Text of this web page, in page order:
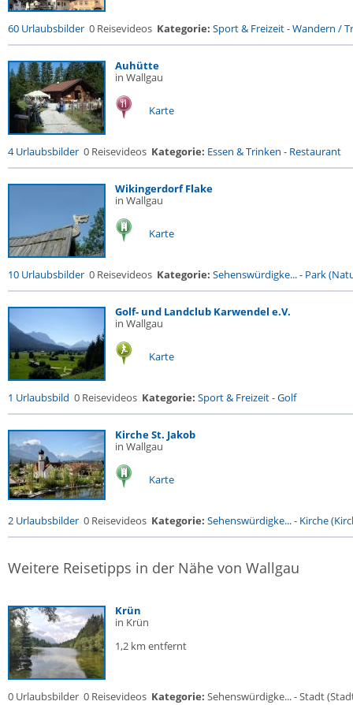
60 Urlaubsbilder 0 Reisevideos Kategorie: Sport & Freizeit-Wandern /
Auhütte
in Wallgau
Karte
4 Urlaubsbilder 0 Reisevideos Kategorie: Essen & Trinken - Restaurant
Wikingerdorf Flake
in Wallgau
Karte
10 Urlaubsbilder 0 Reisevideos Kategorie: Sehenswürdigke...- Park
Golf- und Landclub Karwendel e.V.
in Wallgau
Karte
1 Urlaubsbild 0 Reisevideos Kategorie: Sport & Freizeit-Golf
Kirche St. Jakob
in Wallgau
Karte
2 Urlaubsbilder 0 Reisevideos Kategorie: Sehenswürdigke...- Kirche
Weitere Reisetipps in der Nähe von Wallgau
Krün
in Krün
1,2 km entfernt
0 Urlaubsbilder 0 Reisevideos Kategorie: Sehenswürdigke... - Stadt